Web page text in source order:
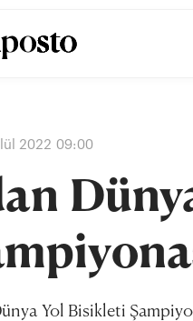
2022 09:00
Yol Bisikleti